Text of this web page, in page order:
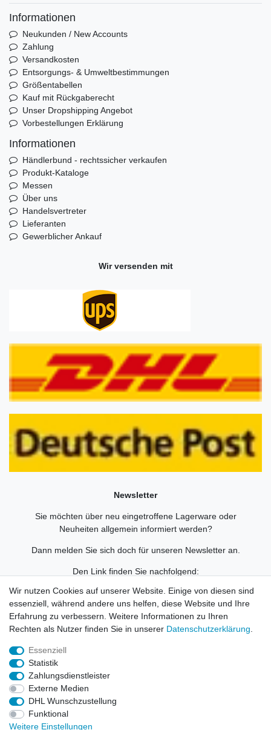
Informationen
Neukunden / New Accounts
Zahlung
Versandkosten
Entsorgungs- & Umweltbestimmungen
Größentabellen
Kauf mit Rückgaberecht
Unser Dropshipping Angebot
Vorbestellungen Erklärung
Informationen
Händlerbund - rechtssicher verkaufen
Produkt-Kataloge
Messen
Über uns
Handelsvertreter
Lieferanten
Gewerblicher Ankauf
Wir versenden mit
Newsletter
Sie möchten über neu eingetroffene Lagerware oder
Neuheiten allgemein informiert werden?
Dann melden Sie sich doch für unseren Newsletter an.
Den Link finden Sie nachfolgend:
AGB
© Copyright 2026 | Alle Rechte vorbehalten. HL-
Handelsgesellschaft mbH.
Wir nutzen Cookies auf unserer Website. Einige von diesen sind
essenziell, während andere uns helfen, diese Website und Ihre
Erfahrung zu verbessern. Weitere Informationen zu Ihren
Rechten als Nutzer finden Sie in unserer Daten­schutz­erklärung
Essenziell
Statistik
Zahlungsdienstleister
Externe Medien
DHL Wunschzustellung
Funktional
Weitere Einstellungen